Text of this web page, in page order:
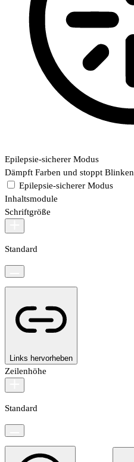
Epilepsie-sicherer Modus
Dämpft Farben und stoppt Blinken
Epilepsie-sicherer Modus
Inhaltsmodule
Schriftgröße
Standard
Links hervorheben
Zeilenhöhe
Standard